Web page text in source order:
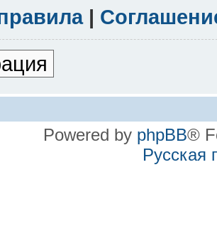
|
Powered by phpBB®
Русская